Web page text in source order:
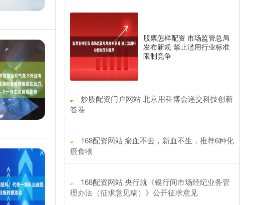
股票怎样配资 市场监管总局
发布新规 禁止滥用行业标准
限制竞争
​炒股配资门户网站 北京用科博会递交科技创新
答卷
​168配资网站 瘀血不去，新血不生，推荐6种化
瘀食物
​168配资网站 央行就《银行间市场经纪业务管
理办法（征求意见稿）》公开征求意见